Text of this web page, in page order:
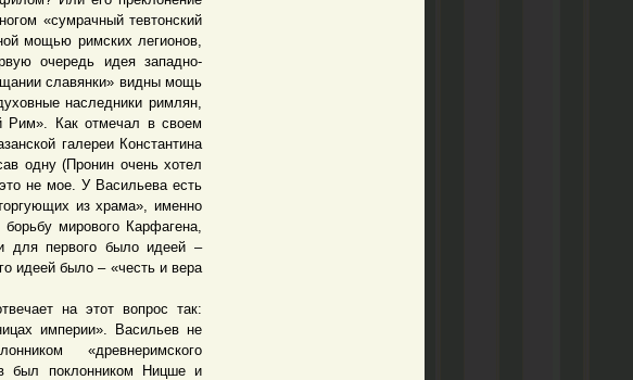
«сумрачный тевтонский
мощью римских легионов,
очередь идея западно-
славянки» видны мощь
наследники римлян,
Рим». Как отмечал в своем
галереи Константина
одну (Пронин очень хотел
не мое. У Васильева есть
из храма», именно
мирового Карфагена,
для первого было идеей –
идеей было – «честь и вера
на этот вопрос так:
империи». Васильев не
«древнеримского
был поклонником Ницше и